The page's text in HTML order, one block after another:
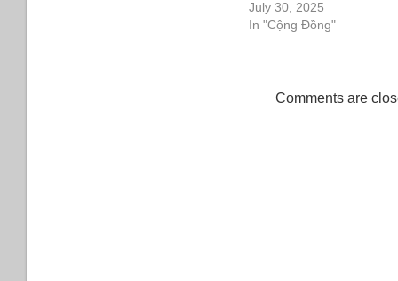
July 30, 2025
In "Cộng Đồng"
Comments are